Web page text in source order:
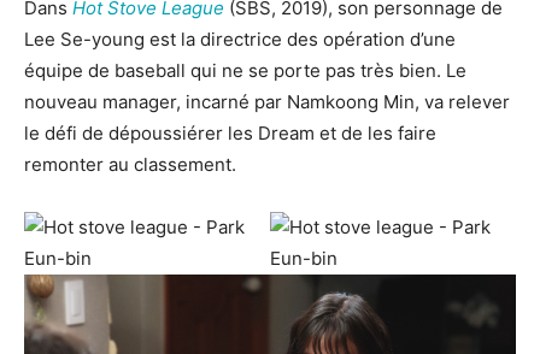
Dans Hot Stove League (SBS, 2019), son personnage de
Lee Se-young est la directrice des opération d’une
équipe de baseball qui ne se porte pas très bien. Le
nouveau manager, incarné par Namkoong Min, va relever
le défi de dépoussiérer les Dream et de les faire
remonter au classement.